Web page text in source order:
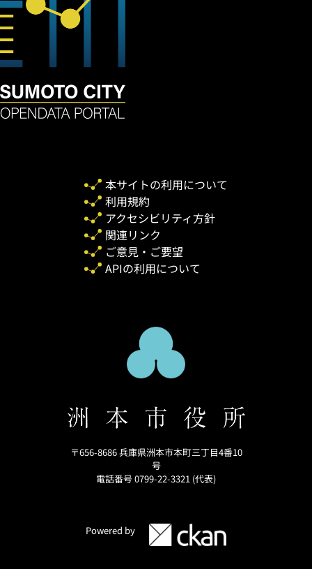
本サイトの利用について
利用規約
アクセシビリティ方針
関連リンク
ご意見・ご要望
APIの利用について
〒656-8686 兵庫県洲本市本町三丁目4番10
号
電話番号 0799-22-3321 (代表)
Powered by